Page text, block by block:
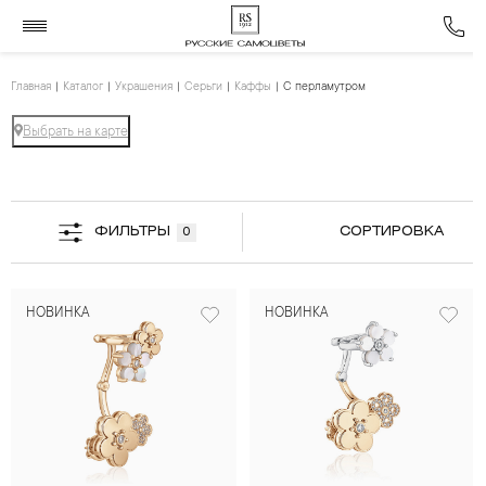
Главная Каталог Украшения Серьги Каффы С перламутром
Выбрать на карте
ФИЛЬТРЫ 0 СОРТИРОВКА
НОВИНКА НОВИНКА